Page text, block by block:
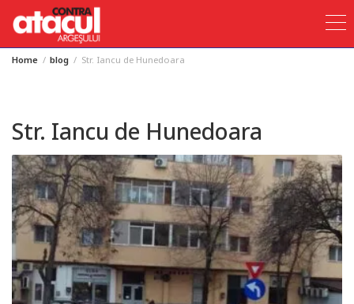
SkipHome blog Str. Iancu de Hunedoara
Str. Iancu de Hunedoara